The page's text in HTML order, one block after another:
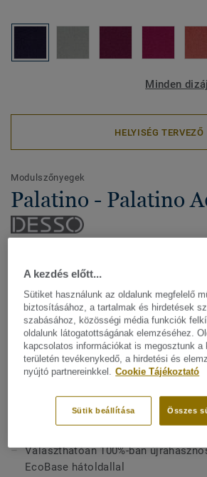
Minden
HELYISÉG TERVEZŐ
Modulszőnyegek
Palatino - Palatino
eleganciát tükröző DESSO Palatino
a tartósság tekintetében is
egyszerű szőnyeglap stílusosan
kínál, 39-féle feltűnő és modern
antracit, a szürke és a bézs
színekig, mint pl. a piros, a
Végtelen lehetőségeket kínál az
Mutasson többet
FŐBB JELLEMZŐK
Hollandiában készül
39-féle feltűnő és modern színben
Alapkivitelben DESSO ProBase
Választhatóan 100%-ban
EcoBase hátoldallal
A kezdés előtt...
Sütiket használunk az oldalunk megfelelő
biztosításához, a tartalmak és hirdetések
szabásához, közösségi média funkciók
oldalunk látogatottságának elemzéséhez.
kapcsolatos információkat is megosztunk a
területén tevékenykedő, a hirdetési és
nyújtó partnereinkkel. Cookie Tájékoztató
Összes
Sütik beállítása